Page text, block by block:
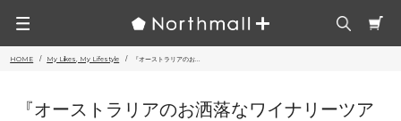
HOME My Likes, My Lifestyle 『オーストラリアのお...
『オーストラリアのお洒落なワイナリーツア